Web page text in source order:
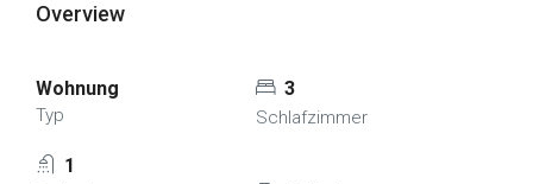
Overview
Wohnung
Typ
3
Schlafzimmer
1